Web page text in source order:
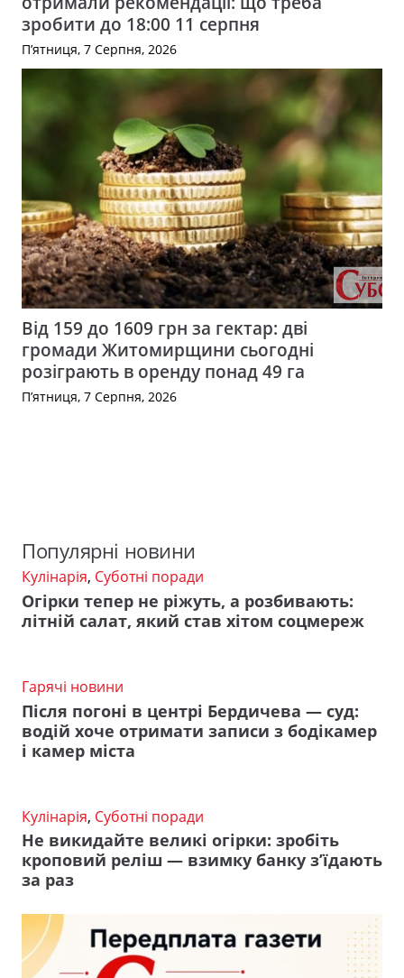
зробити до 18:00 11 серпня
П’ятниця, 7 Серпня, 2026
Від 159 до 1609 грн за гектар: дві
громади Житомирщини сьогодні
розіграють в оренду понад 49 га
П’ятниця, 7 Серпня, 2026
Популярні новини
Кулінарія, Суботні поради
Огірки тепер не ріжуть, а розбивають:
літній салат, який став хітом соцмереж
Гарячі новини
Після погоні в центрі Бердичева — суд:
водій хоче отримати записи з бодікамер
і камер міста
Кулінарія, Суботні поради
Не викидайте великі огірки: зробіть
кроповий реліш — взимку банку з’їдають
за раз